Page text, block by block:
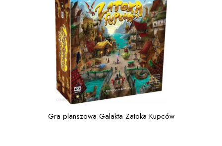
Gra planszowa Galakta Zatoka Kupców